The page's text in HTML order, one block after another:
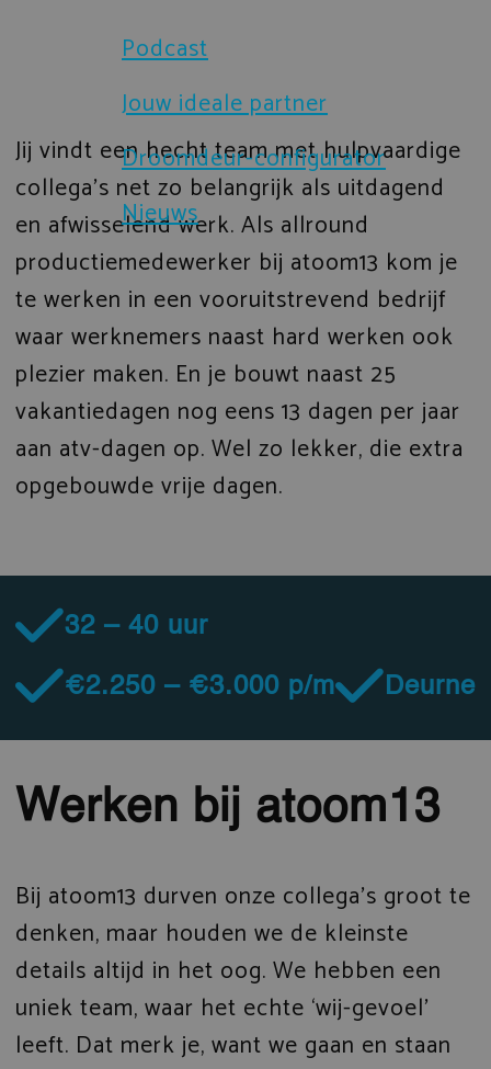
Sloten en beveiliging
Prefab gevelelementen
IsoStone dorpel voor aluminium
Droomdeur-configurator
Certificaten
Technische documenten
Verduurzaming
Podcast
Jouw ideale partner
Droomdeur-configurator
Nieuws
Jij vindt een hecht team met hulpvaardige
collega’s net zo belangrijk als uitdagend
en afwisselend werk. Als allround
productiemedewerker bij atoom13 kom je
te werken in een vooruitstrevend bedrijf
waar werknemers naast hard werken ook
plezier maken. En je bouwt naast 25
vakantiedagen nog eens 13 dagen per jaar
aan atv-dagen op. Wel zo lekker, die extra
opgebouwde vrije dagen.
32 – 40 uur
€2.250 – €3.000 p/m Deurne
Werken bij atoom13
Bij atoom13 durven onze collega’s groot te
denken, maar houden we de kleinste
details altijd in het oog. We hebben een
uniek team, waar het echte ‘wij-gevoel’
leeft. Dat merk je, want we gaan en staan